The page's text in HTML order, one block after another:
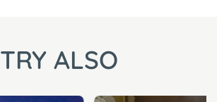
TRY ALSO